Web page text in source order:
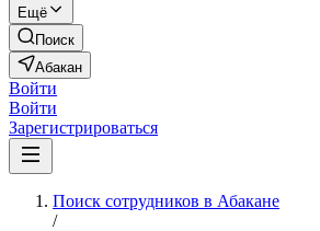
Ещё
Поиск
Абакан
Войти
Войти
Зарегистрироваться
Поиск сотрудников в Абакане
/